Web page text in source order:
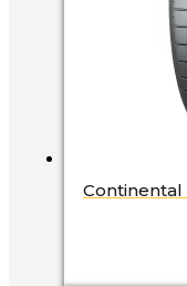
Continental